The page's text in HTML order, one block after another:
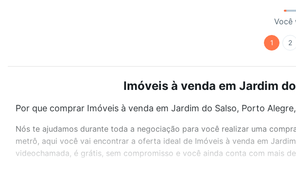
Você
1 2
Imóveis à venda em Jardim
Por que comprar Imóveis à venda em Jardim do Salso, Porto
Nós te ajudamos durante toda a negociação para você realizar uma
metrô, aqui você vai encontrar a oferta ideal de Imóveis à venda em
videochamada, é grátis, sem compromisso e você ainda conta com mais